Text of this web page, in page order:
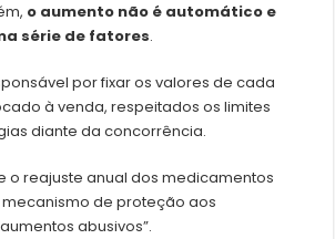
o aumento não é automático e
série de fatores.
por fixar os valores de cada
à venda, respeitados os limites
diante da concorrência.
o reajuste anual dos medicamentos
de proteção aos
abusivos”.